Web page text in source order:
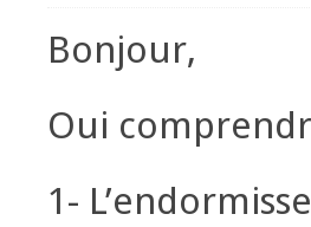
Bonjour,
Oui
1-